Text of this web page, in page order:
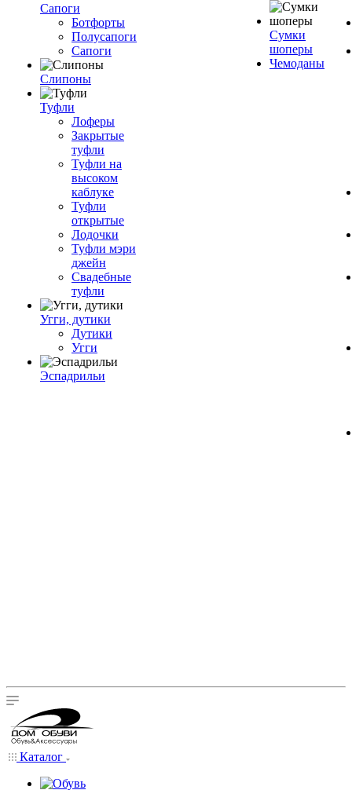
Сапоги
Ботфорты
Полусапоги
Сапоги
Слипоны
Туфли
Лоферы
Закрытые
туфли
Туфли на
высоком
каблуке
Туфли
открытые
Лодочки
Туфли мэри
джейн
Свадебные
туфли
Угги, дутики
Дутики
Угги
Эспадрильи
Сумки
шоперы
Чемоданы
Каталог